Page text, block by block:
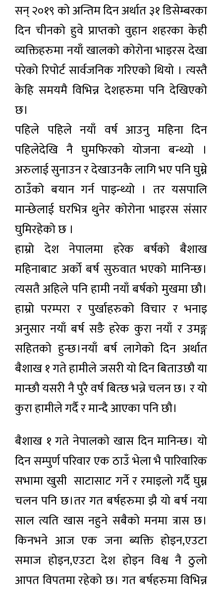
सन् २०१९ को अन्तिम दिन अर्थात ३१ डिसेम्बरका
दिन चीनको हुवे प्राप्तको वुहान शहरका केही
व्यक्तिहरुमा नयाँ खालको कोरोना भाइरस देखा
परेको रिपोर्ट सार्वजनिक गरिएको थियो । त्यस्तै
केहि समयमै विभिन्न देशहरुमा पनि देखिएको
छ।
पहिले पहिले नयाँ वर्ष आउनु महिना दिन
पहिलेदेखि नै घुमफिरको योजना बन्थ्यो ।
अरुलाई सुनाउन र देखाउनकै लागि भए पनि घुम्ने
ठाउँको बयान गर्न पाइन्थ्यो । तर यसपालि
मान्छेलाई घरभित्र थुनेर कोरोना भाइरस संसार
घुमिरहेको छ ।
हाम्रो देश नेपालमा हरेक बर्षको बैशाख
महिनाबाट अर्को बर्ष सुरुवात भएको मानिन्छ।
त्यसतै अहिले पनि हामी नयाँ बर्षको मुखमा छौ।
हाम्रो परम्परा र पुर्खाहरुको विचार र भनाइ
अनुसार नयाँ बर्ष सङै हरेक कुरा नयाँ र उमङ्ग
सहितको हुन्छ।नयाँ बर्ष लागेको दिन अर्थात
बैशाख १ गते हामीले जसरी यो दिन बिताउछौ या
मान्छौ यसरी नै पुरै वर्ष बित्छ भन्ने चलन छ। र यो
कुरा हामीले गर्दै र मान्दै आएका पनि छौ।
बैशाख १ गते नेपालको खास दिन मानिन्छ। यो
दिन सम्पुर्ण परिवार एक ठाउँ भेला भै पारिवारिक
सभामा खुसी साटासाट गर्ने र रमाइलो गर्दै घुम्न
चलन पनि छ।तर गत बर्षहरुमा झै यो बर्ष नया
साल त्यति खास नहुने सबैको मनमा त्रास छ।
किनभने आज एक जना ब्यक्ति होइन,एउटा
समाज होइन,एउटा देश होइन विश्व नै ठुलो
आपत विपतमा रहेको छ। गत बर्षहरुमा विभिन्न